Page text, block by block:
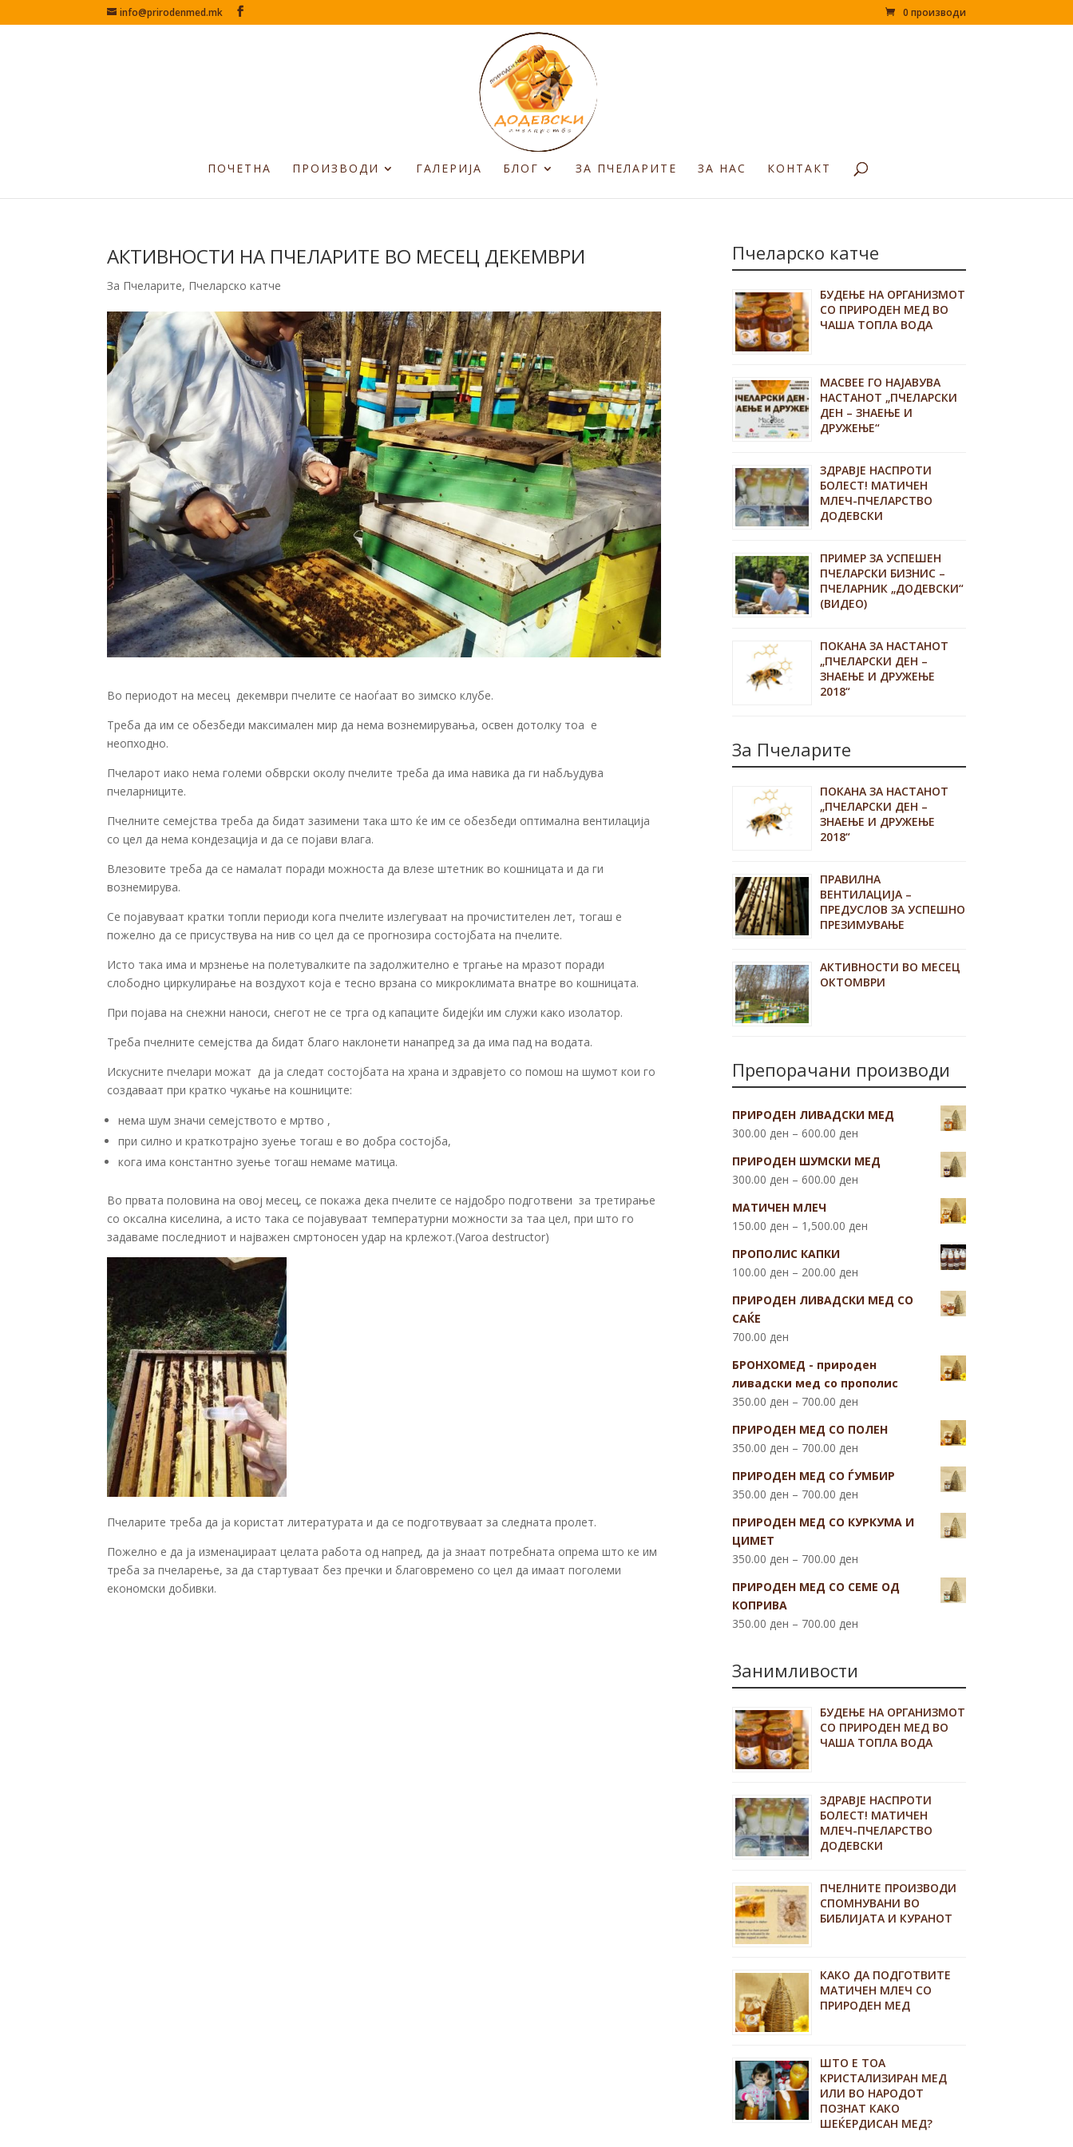
info@prirodenmed.mk 0 производи
ПОЧЕТНА ПРОИЗВОДИ ГАЛЕРИЈА БЛОГ ЗА ПЧЕЛАРИТЕ ЗА НАС КОНТАКТ
АКТИВНОСТИ НА ПЧЕЛАРИТЕ ВО МЕСЕЦ ДЕКЕМВРИ
За Пчеларите, Пчеларско катче
Во периодот на месец декември пчелите се наоѓаат во зимско клубе.
Треба да им се обезбеди максимален мир да нема вознемирувања, освен дотолку тоа е
неопходно.
Пчеларот иако нема големи обврски околу пчелите треба да има навика да ги набљудува
пчеларниците.
Пчелните семејства треба да бидат зазимени така што ќе им се обезбеди оптимална вентилација
со цел да нема кондезација и да се појави влага.
Влезовите треба да се намалат поради можноста да влезе штетник во кошницата и да ги
вознемирува.
Се појавуваат кратки топли периоди кога пчелите излегуваат на прочистителен лет, тогаш е
пожелно да се присуствува на нив со цел да се прогнозира состојбата на пчелите.
Исто така има и мрзнење на полетувалките па задолжително е тргање на мразот поради
слободно циркулирање на воздухот која е тесно врзана со микроклимата внатре во кошницата.
При појава на снежни наноси, снегот не се трга од капаците бидејќи им служи како изолатор.
Треба пчелните семејства да бидат благо наклонети нанапред за да има пад на водата.
Искусните пчелари можат да ја следат состојбата на храна и здравјето со помош на шумот кои го
создаваат при кратко чукање на кошниците:
нема шум значи семејството е мртво ,
при силно и краткотрајно зуење тогаш е во добра состојба,
кога има константно зуење тогаш немаме матица.
Во првата половина на овој месец, се покажа дека пчелите се најдобро подготвени за третирање
со оксална киселина, а исто така се појавуваат температурни можности за таа цел, при што го
задаваме последниот и најважен смртоносен удар на крлежот.(Varoa destructor)
Пчеларите треба да ја користат литературата и да се подготвуваат за следната пролет.
Пожелно е да ја изменаџираат целата работа од напред, да ја знаат потребната опрема што ке им
треба за пчеларење, за да стартуваат без пречки и благовремено со цел да имаат поголеми
економски добивки.
Пчеларско катче
БУДЕЊЕ НА ОРГАНИЗМОТ
СО ПРИРОДЕН МЕД ВО
ЧАША ТОПЛА ВОДА
MACBEE ГО НАЈАВУВА
НАСТАНОТ „ПЧЕЛАРСКИ
ДЕН – ЗНАЕЊЕ И
ДРУЖЕЊЕ“
ЗДРАВЈЕ НАСПРОТИ
БОЛЕСТ! МАТИЧЕН
МЛЕЧ-ПЧЕЛАРСТВО
ДОДЕВСКИ
ПРИМЕР ЗА УСПЕШЕН
ПЧЕЛАРСКИ БИЗНИС –
ПЧЕЛАРНИК „ДОДЕВСКИ“
(ВИДЕО)
ПОКАНА ЗА НАСТАНОТ
„ПЧЕЛАРСКИ ДЕН –
ЗНАЕЊЕ И ДРУЖЕЊЕ
2018“
За Пчеларите
ПОКАНА ЗА НАСТАНОТ
„ПЧЕЛАРСКИ ДЕН –
ЗНАЕЊЕ И ДРУЖЕЊЕ
2018“
ПРАВИЛНА
ВЕНТИЛАЦИЈА –
ПРЕДУСЛОВ ЗА УСПЕШНО
ПРЕЗИМУВАЊЕ
АКТИВНОСТИ ВО МЕСЕЦ
ОКТОМВРИ
Препорачани производи
ПРИРОДЕН ЛИВАДСКИ МЕД
300.00ден –600.00ден
ПРИРОДЕН ШУМСКИ МЕД
300.00ден –600.00ден
МАТИЧЕН МЛЕЧ
150.00ден – 1,500.00ден
ПРОПОЛИС КАПКИ
100.00ден – 200.00ден
ПРИРОДЕН ЛИВАДСКИ МЕД СО
САЌЕ
700.00ден
БРОНХОМЕД - природен
ливадски мед со прополис
350.00ден – 700.00ден
ПРИРОДЕН МЕД СО ПОЛЕН
350.00ден – 700.00ден
ПРИРОДЕН МЕД СО ЃУМБИР
350.00ден – 700.00ден
ПРИРОДЕН МЕД СО КУРКУМА И
ЦИМЕТ
350.00ден – 700.00ден
ПРИРОДЕН МЕД СО СЕМЕ ОД
КОПРИВА
350.00ден – 700.00ден
Занимливости
БУДЕЊЕ НА ОРГАНИЗМОТ
СО ПРИРОДЕН МЕД ВО
ЧАША ТОПЛА ВОДА
ЗДРАВЈЕ НАСПРОТИ
БОЛЕСТ! МАТИЧЕН
МЛЕЧ-ПЧЕЛАРСТВО
ДОДЕВСКИ
ПЧЕЛНИТЕ ПРОИЗВОДИ
СПОМНУВАНИ ВО
БИБЛИЈАТА И КУРАНОТ
КАКО ДА ПОДГОТВИТЕ
МАТИЧЕН МЛЕЧ СО
ПРИРОДЕН МЕД
ШТО Е ТОА
КРИСТАЛИЗИРАН МЕД
ИЛИ ВО НАРОДОТ
ПОЗНАТ КАКО
ШЕЌЕРДИСАН МЕД?